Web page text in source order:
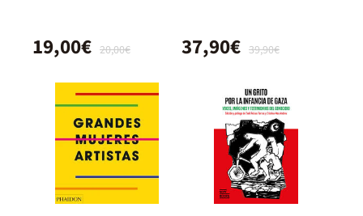
20,00€
19,00€ 39,90€
37,90€